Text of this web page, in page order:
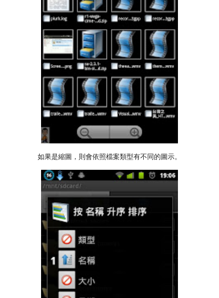
如果是縮圖，則會依照檔案類型有不同的圖示。